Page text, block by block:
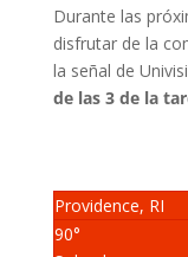
Durante las
disfrutar de la
la señal de
de las 3 de la
Providence, RI
90°